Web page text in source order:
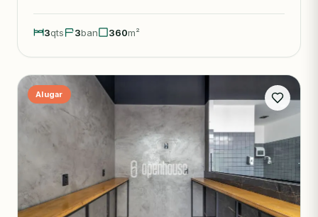
3qts 3ban 360m²
Alugar